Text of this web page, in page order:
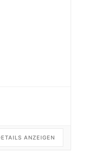
ANZEIGEN